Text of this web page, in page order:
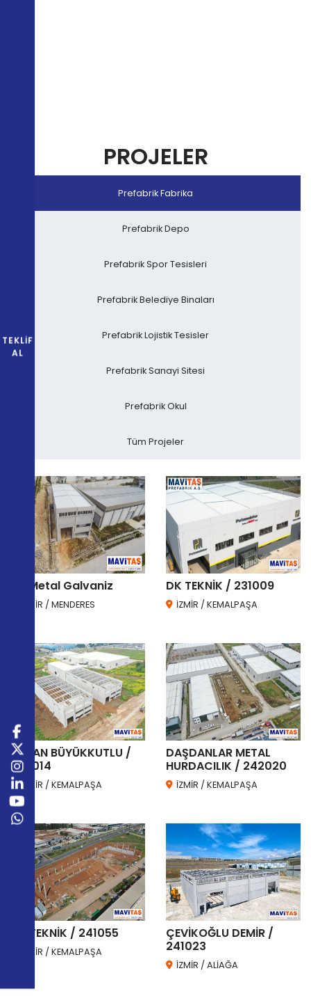
PROJELER
Prefabrik Fabrika
Prefabrik Depo
Prefabrik Spor Tesisleri
Prefabrik Belediye Binaları
Prefabrik Lojistik Tesisler
Prefabrik Sanayi Sitesi
Prefabrik Okul
Tüm Projeler
Öz Metal Galvaniz
İZMİR / MENDERES
DK TEKNİK / 231009
İZMİR / KEMALPAŞA
HASAN BÜYÜKKUTLU /
242014
İZMİR / KEMALPAŞA
DAŞDANLAR METAL
HURDACILIK / 242020
İZMİR / KEMALPAŞA
DK TEKNİK / 241055
İZMİR / KEMALPAŞA
ÇEVİKOĞLU DEMİR /
241023
İZMİR / ALİAĞA
TEKLIF
AL